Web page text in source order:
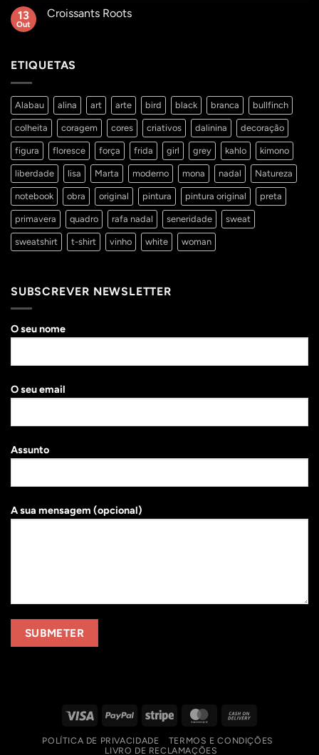
Coleção
13
Out
Croissants Roots
Roots
ETIQUETAS
Alabau alina art arte bird black branca bullfinch
colheita coragem cores criativos dalinina decoração
figura floresce força frida girl grey kahlo kimono
liberdade lisa Marta moderno mona nadal Natureza
notebook obra original pintura pintura original preta
primavera quadro rafa nadal seneridade sweat
sweatshirt t-shirt vinho white woman
SUBSCREVER NEWSLETTER
O seu nome
O seu email
Assunto
A sua mensagem (opcional)
Visa PayPal Stripe MasterCard
Delivery
POLÍTICA DE PRIVACIDADE
TERMOS E CONDIÇÕES
LIVRO DE RECLAMAÇÕES